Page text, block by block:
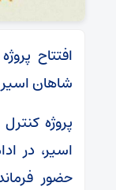
افتتاح
شاهان اسیر
پروژه
اسیر، در
حضور